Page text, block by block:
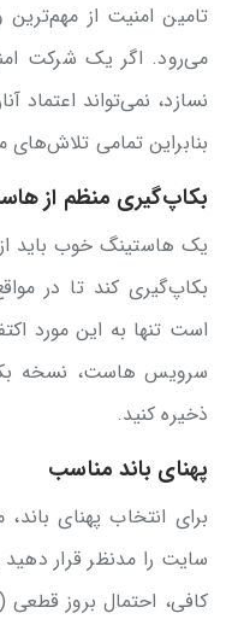
تامین امنیت از
می‌رود. اگر یک شرکت
نسازد، نمی‌تواند اعتماد
بنابراین تمامی
بکاپ‌گیری‌ منظم از
یک هاستینگ خوب باید
بکاپ‌گیری کند تا در
است تنها به این مورد
سرویس هاست، نسخه
ذخیره کنید.
پهنای باند مناسب
سایت را مدنظر قرار